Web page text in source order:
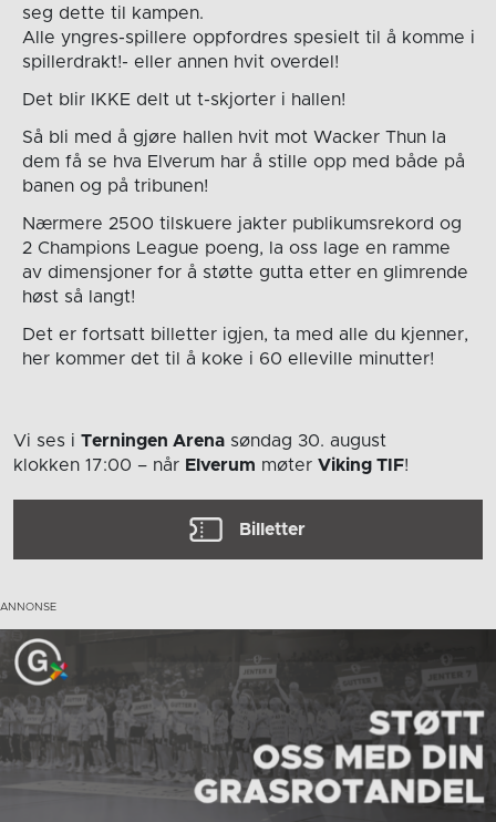
seg dette til kampen.
Alle yngres-spillere oppfordres spesielt til å komme i
spillerdrakt!- eller annen hvit overdel!
Det blir IKKE delt ut t-skjorter i hallen!
Så bli med å gjøre hallen hvit mot Wacker Thun la
dem få se hva Elverum har å stille opp med både på
banen og på tribunen!
Nærmere 2500 tilskuere jakter publikumsrekord og
2 Champions League poeng, la oss lage en ramme
av dimensjoner for å støtte gutta etter en glimrende
høst så langt!
Det er fortsatt billetter igjen, ta med alle du kjenner,
her kommer det til å koke i 60 elleville minutter!
Vi ses i Terningen Arena søndag 30. august
klokken 17:00 – når Elverum møter Viking TIF!
Billetter